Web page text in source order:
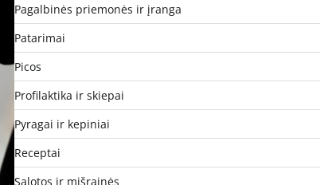
Pagalbinės priemonės ir įranga
Patarimai
Picos
Profilaktika ir skiepai
Pyragai ir kepiniai
Receptai
Salotos ir mišrainės